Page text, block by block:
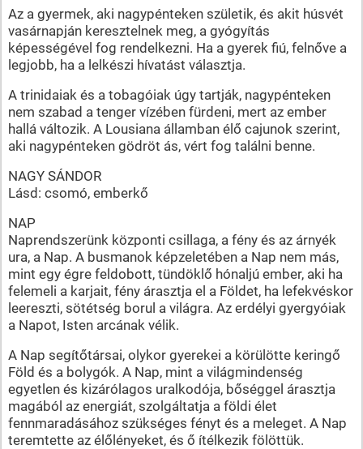
Az a gyermek, aki nagypénteken születik, és akit húsvét
vasárnapján keresztelnek meg, a gyógyítás
képességével fog rendelkezni. Ha a gyerek fiú, felnőve a
legjobb, ha a lelkészi hívatást választja.
A trinidaiak és a tobagóiak úgy tartják, nagypénteken
nem szabad a tenger vízében fürdeni, mert az ember
hallá változik. A Lousiana államban élő cajunok szerint,
aki nagypénteken gödröt ás, vért fog találni benne.
NAGY SÁNDOR
Lásd: csomó, emberkő
NAP
Naprendszerünk központi csillaga, a fény és az árnyék
ura, a Nap. A busmanok képzeletében a Nap nem más,
mint egy égre feldobott, tündöklő hónaljú ember, aki ha
felemeli a karjait, fény árasztja el a Földet, ha lefekvéskor
leereszti, sötétség borul a világra. Az erdélyi gyergyóiak
a Napot, Isten arcának vélik.
A Nap segítőtársai, olykor gyerekei a körülötte keringő
Föld és a bolygók. A Nap, mint a világmindenség
egyetlen és kizárólagos uralkodója, bőséggel árasztja
magából az energiát, szolgáltatja a földi élet
fennmaradásához szükséges fényt és a meleget. A Nap
teremtette az élőlényeket, és ő ítélkezik fölöttük.